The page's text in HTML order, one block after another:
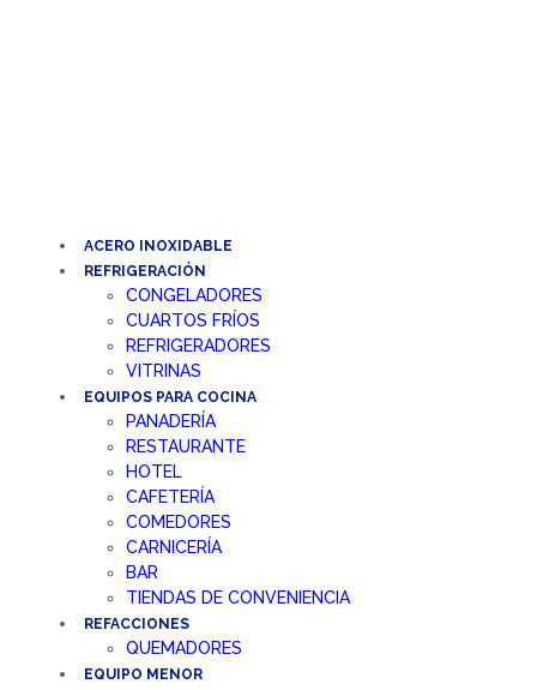
ACERO INOXIDABLE
REFRIGERACIÓN
CONGELADORES
CUARTOS FRÍOS
REFRIGERADORES
VITRINAS
EQUIPOS PARA COCINA
PANADERÍA
RESTAURANTE
HOTEL
CAFETERÍA
COMEDORES
CARNICERÍA
BAR
TIENDAS DE CONVENIENCIA
REFACCIONES
QUEMADORES
EQUIPO MENOR